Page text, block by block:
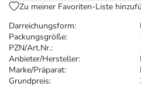
Darreichungsform:
Packungsgröße:
PZN/Art.Nr.:
Anbieter/Hersteller:
Marke/Präparat:
Grundpreis:
Zu meiner Favoriten-Liste